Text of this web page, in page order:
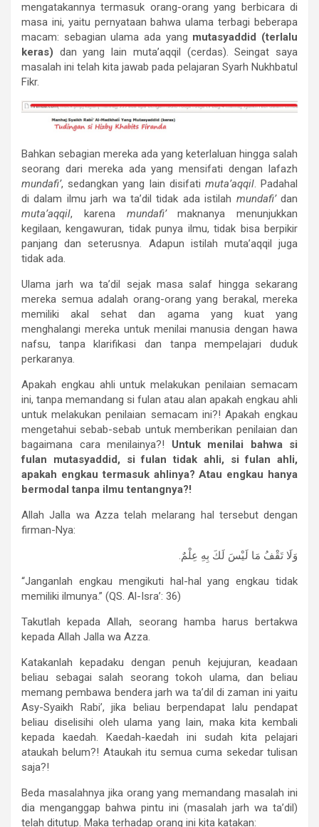
mengatakannya termasuk orang-orang yang berbicara di
masa ini, yaitu pernyataan bahwa ulama terbagi beberapa
macam: sebagian ulama ada yang mutasyaddid (terlalu
keras) dan yang lain muta’aqqil (cerdas). Seingat saya
masalah ini telah kita jawab pada pelajaran Syarh Nukhbatul
Fikr.
Bahkan sebagian mereka ada yang keterlaluan hingga salah
seorang dari mereka ada yang mensifati dengan lafazh
mundafi’, sedangkan yang lain disifati muta’aqqil. Padahal
di dalam ilmu jarh wa ta’dil tidak ada istilah mundafi’dan
muta’aqqil, karena mundafi’maknanya menunjukkan
kegilaan, kengawuran, tidak punya ilmu, tidak bisa berpikir
panjang dan seterusnya. Adapun istilah muta’aqqil juga
tidak ada.
Ulama jarh wa ta’dil sejak masa salaf hingga sekarang
mereka semua adalah orang-orang yang berakal, mereka
memiliki akal sehat dan agama yang kuat yang
menghalangi mereka untuk menilai manusia dengan hawa
nafsu, tanpa klarifikasi dan tanpa mempelajari duduk
perkaranya.
Apakah engkau ahli untuk melakukan penilaian semacam
ini, tanpa memandang si fulan atau alan apakah engkau ahli
untuk melakukan penilaian semacam ini?! Apakah engkau
mengetahui sebab-sebab untuk memberikan penilaian dan
bagaimana cara menilainya?! Untuk menilai bahwa si
fulan
mutasyaddid, si fulan tidak ahli, si fulan ahli,
apakah engkau termasuk ahlinya? Atau engkau hanya
bermodal tanpa ilmu tentangnya?!
Allah Jalla wa Azza telah melarang hal tersebut dengan
firman-Nya:
وَلَا تَقْفُ مَا لَيْسَ لَكَ بِهِ عِلْمٌ.
“Janganlah engkau mengikuti hal-hal yang engkau tidak
memiliki ilmunya.” (QS. Al-Isra’: 36)
Takutlah kepada Allah, seorang hamba harus bertakwa
kepada Allah Jalla wa Azza.
Katakanlah kepadaku dengan penuh kejujuran, keadaan
beliau sebagai salah seorang tokoh ulama, dan beliau
memang pembawa bendera jarh wa ta’dil di zaman ini yaitu
Asy-Syaikh Rabi’, jika beliau berpendapat lalu pendapat
beliau diselisihi oleh ulama yang lain, maka kita kembali
kepada kaedah. Kaedah-kaedah ini sudah kita pelajari
ataukah belum?! Ataukah itu semua cuma sekedar tulisan
saja?!
Beda masalahnya jika orang yang memandang masalah ini
dia menganggap bahwa pintu ini (masalah jarh wa ta’dil)
telah ditutup. Maka terhadap orang ini kita katakan: